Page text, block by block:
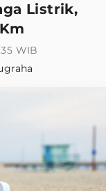
Listrik,
WIB